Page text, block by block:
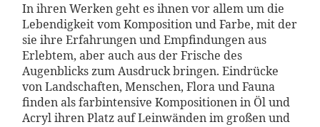
In ihren Werken geht es ihnen vor allem um die
Lebendigkeit vom Komposition und Farbe, mit der
sie ihre Erfahrungen und Empfindungen aus
Erlebtem, aber auch aus der Frische des
Augenblicks zum Ausdruck bringen. Eindrücke
von Landschaften, Menschen, Flora und Fauna
finden als farbintensive Kompositionen in Öl und
Acryl ihren Platz auf Leinwänden im großen und